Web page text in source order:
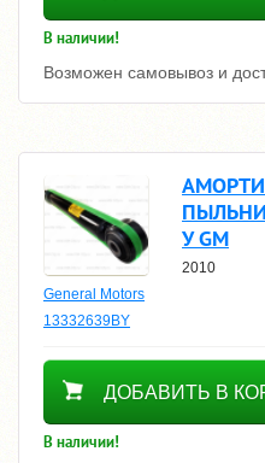
В наличии!
Возможен самовывоз и
У GM
2010
General Motors
13332639BY
3660
ДОБАВИТЬ В
В наличии!